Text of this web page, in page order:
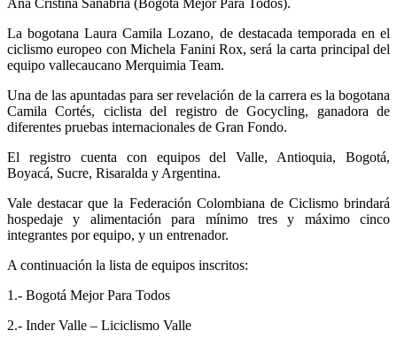
La bogotana Laura Camila Lozano, de destacada temporada en el
ciclismo europeo con Michela Fanini Rox, será la carta principal del
equipo vallecaucano Merquimia Team.
Una de las apuntadas para ser revelación de la carrera es la bogotana
Camila Cortés, ciclista del registro de Gocycling, ganadora de
diferentes pruebas internacionales de Gran Fondo.
El registro cuenta con equipos del Valle, Antioquia, Bogotá,
Boyacá, Sucre, Risaralda y Argentina.
Vale destacar que la Federación Colombiana de Ciclismo brindará
hospedaje y alimentación para mínimo tres y máximo cinco
integrantes por equipo, y un entrenador.
A continuación la lista de equipos inscritos:
1.- Bogotá Mejor Para Todos
2.- Inder Valle – Liciclismo Valle